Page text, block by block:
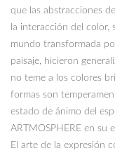
que las abstracciones
la interacción del color,
mundo transformada
paisaje, hicieron
no teme a los colores
formas son
estado de ánimo del
ARTMOSPHERE en su
El arte de la expresión